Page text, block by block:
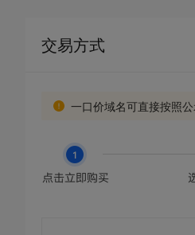
交易方式
一口价域名可直接按照